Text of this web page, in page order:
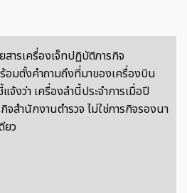
ารเครื่องเจ็ทปฏิบัติภารกิจ
มตั้งคำถามถึงที่มาของเครื่องบิน
จ้งว่า เครื่องลำนี้ประจำการเมื่อปี
จสำนักงานตำรวจ ไม่ใช่ภารกิจรองนา
ยว